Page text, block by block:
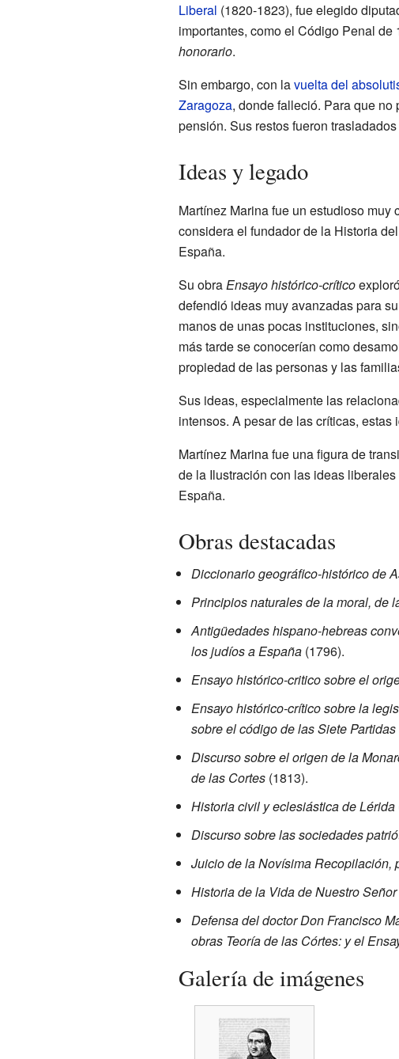
Liberal (1820-1823), fue elegido
importantes, como el Código Penal
honorario.
Sin embargo, con lavuelta del
Zaragoza, donde falleció. Para que
pensión. Sus restos fueron
Ideas y legado
Martínez Marina fue un estudioso
considera el fundador de la Historia
España.
Su obraEnsayo histórico-crítico
defendió ideas muy avanzadas para
manos de unas pocas instituciones,
más tarde se conocerían como
propiedad de las personas y las
Sus ideas, especialmente las
intensos. A pesar de las críticas,
Martínez Marina fue una figura de
de la Ilustración con las ideas liberales
España.
Obras destacadas
Diccionario geográfico-histórico de
Principios naturales de la moral, de
Antigüedades hispano-hebreas
los judíos a España(1796).
Ensayo histórico-critico sobre el
Ensayo histórico-crítico sobre la
sobre el código de las Siete
Discurso sobre el origen de la
de las Cortes(1813).
Historia civil y eclesiástica de Lérida
Discurso sobre las sociedades
Juicio de la Novísima Recopilación,
Historia de la Vida de Nuestro
Defensa del doctor Don Francisco
obras Teoría de las Córtes: y el
Galería de imágenes